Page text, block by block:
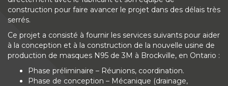
construction pour faire avancer le projet dans des délais très
serrés.
Ce projet a consisté à fournir les services suivants pour aider
à la conception et à la construction de la nouvelle usine de
production de masques N95 de 3M à Brockville, en Ontario :
Phase préliminaire – Réunions, coordination.
Phase de conception – Mécanique (drainage,